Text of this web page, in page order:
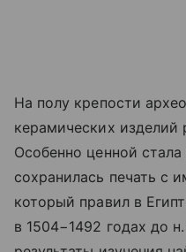
На полу крепости
керамических изделий
Особенно ценной
сохранилась печать с
который правил в
в 1504−1492 годах до